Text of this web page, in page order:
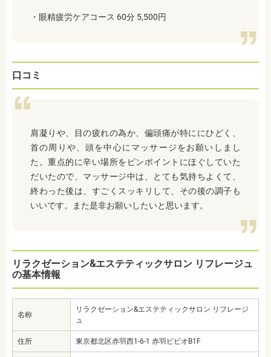
・眼精疲労ケアコース 60分 5,500円
口コミ
肩凝りや、目の疲れの為か、偏頭痛が特ににひどく、
首の周りや、頭を中心にマッサージをお願いしまし
た。重点的に辛い場所をピンポイントにほぐしていた
だいたので、マッサージ中は、とても気持ちよくて、
終わった後は、すごくスッキリして、その後の調子も
いいです。また是非お願いしたいと思います。
リラクゼーション&エステティックサロン リフレージュ
の基本情報
名称
リラクゼーション&エステティックサロン リフレージ
ュ
住所 東京都北区赤羽西1-6-1 赤羽ビビオB1F